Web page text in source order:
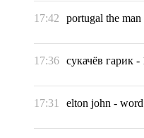
17:42 portugal the man
17:36 сукачёв гарик -
17:31 elton john -